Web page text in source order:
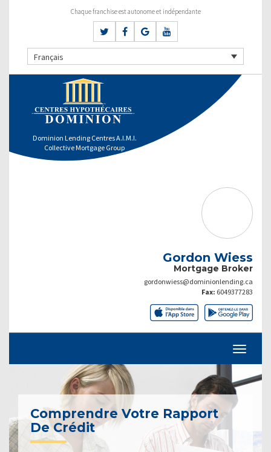
Chaque franchise est autonome et indépendante
Français
Dominion Lending Centres A.I.M.I.
Collective Mortgage Group
Gordon Wiess
Mortgage Broker
gordonwiess@dominionlending.ca
Fax: 6049377283
Comprendre Votre Rapport
De Crédit